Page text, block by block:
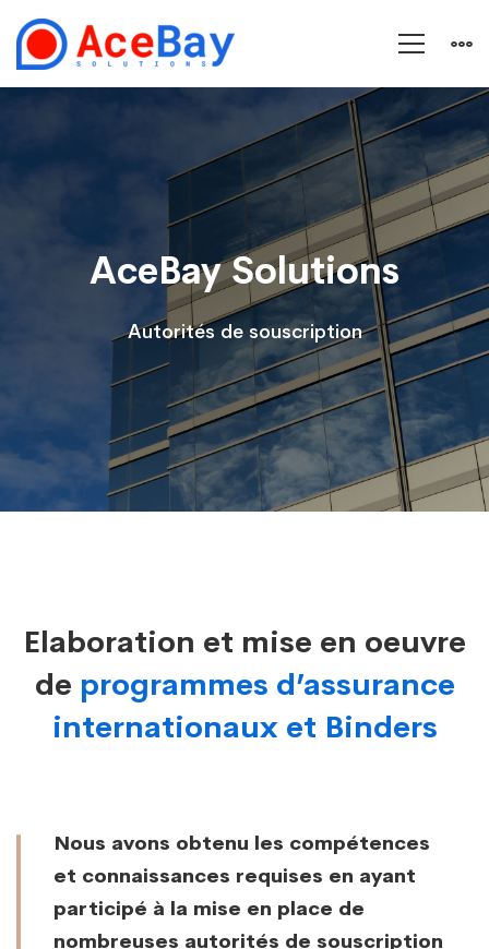
AceBay
Solutions
Autorités
de
souscription
AceBay Solutions
Autorités de souscription
Elaboration et mise en oeuvre
de programmes d’assurance
internationaux et Binders
Nous avons obtenu les compétences
et connaissances requises en ayant
participé à la mise en place de
nombreuses autorités de souscription